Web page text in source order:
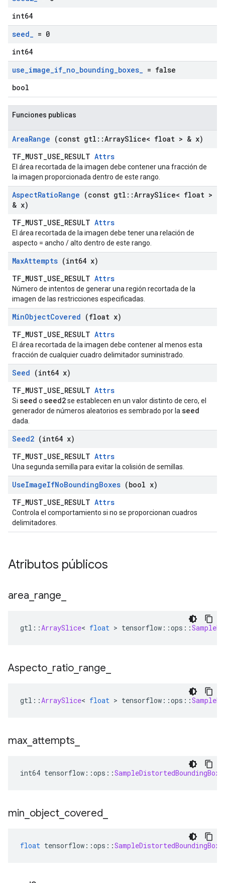
int64
seed_ = 0
int64
use_image_if_no_bounding_boxes_ = false
bool
Funciones publicas
AreaRange (const gtl ::ArraySlice< float > & x)
TF_MUST_USE_RESULT Attrs
El área recortada de la imagen debe contener una fracción de
la imagen proporcionada dentro de este rango.
AspectRatioRange (const gtl ::ArraySlice< float >
& x)
TF_MUST_USE_RESULT Attrs
El área recortada de la imagen debe tener una relación de
aspecto = ancho / alto dentro de este rango.
MaxAttempts (int64 x)
TF_MUST_USE_RESULT Attrs
Número de intentos de generar una región recortada de la
imagen de las restricciones especificadas.
MinObjectCovered (float x)
TF_MUST_USE_RESULT Attrs
El área recortada de la imagen debe contener al menos esta
fracción de cualquier cuadro delimitador suministrado.
Seed (int64 x)
TF_MUST_USE_RESULT Attrs
Si seed o seed2se establecen en un valor distinto de cero, el
generador de números aleatorios es sembrado por la seed
dada.
Seed2 (int64 x)
TF_MUST_USE_RESULT Attrs
Una segunda semilla para evitar la colisión de semillas.
UseImageIfNoBoundingBoxes (bool x)
TF_MUST_USE_RESULT Attrs
Controla el comportamiento si no se proporcionan cuadros
delimitadores.
Atributos públicos
area range
gtl ::ArraySlice< float > tensorflow ::ops ::
Aspecto ratio range
gtl ::ArraySlice< float > tensorflow ::ops ::
max attempts
int64 tensorflow ::ops ::SampleDistortedBoundingBox
min object covered
float tensorflow ::ops ::SampleDistortedBoundingBox